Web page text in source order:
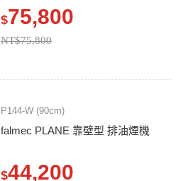
$75,800
NT$75,800
P144-W (90cm)
falmec PLANE 靠壁型 排油煙機
$44,200